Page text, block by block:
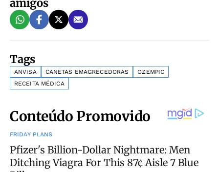
amigos
Tags
ANVISA CANETAS EMAGRECEDORAS
OZEMPIC
RECEITA MÉDICA